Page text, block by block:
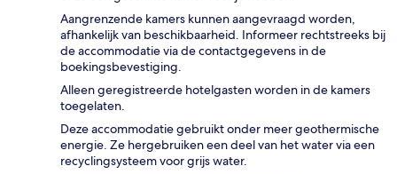
Aangrenzende kamers kunnen aangevraagd worden,
afhankelijk van beschikbaarheid. Informeer rechtstreeks bij
de accommodatie via de contactgegevens in de
boekingsbevestiging.
Alleen geregistreerde hotelgasten worden in de kamers
toegelaten.
Deze accommodatie gebruikt onder meer geothermische
energie. Ze hergebruiken een deel van het water via een
recyclingsysteem voor grijs water.